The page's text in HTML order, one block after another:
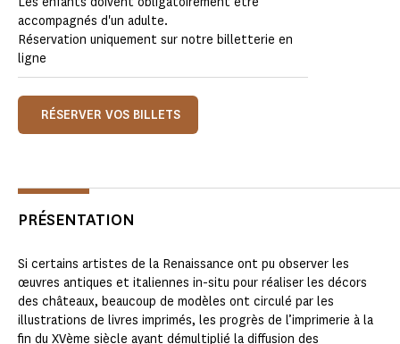
accompagnés d'un adulte.
Réservation uniquement sur notre billetterie en
ligne
RÉSERVER VOS BILLETS
PRÉSENTATION
Si certains artistes de la Renaissance ont pu observer les
œuvres antiques et italiennes in-situ pour réaliser les décors
des châteaux, beaucoup de modèles ont circulé par les
illustrations de livres imprimés, les progrès de l’imprimerie à la
fin du XVème siècle ayant démultiplié la diffusion des